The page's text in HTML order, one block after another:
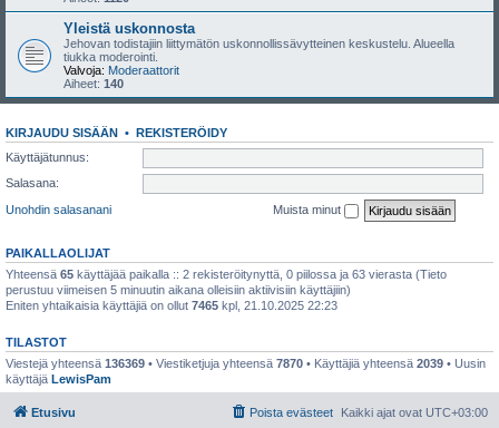
Yleistä uskonnosta
Jehovan todistajiin liittymätön uskonnollissävytteinen keskustelu. Alueella
tiukka moderointi.
Valvoja: Moderaattorit
Aiheet: 140
KIRJAUDU SISÄÄN • REKISTERÖIDY
Käyttäjätunnus:
Salasana:
Unohdin salasanani
Muista minut
PAIKALLAOLIJAT
Yhteensä 65 käyttäjää paikalla :: 2 rekisteröitynyttä, 0 piilossa ja 63 vierasta (Tieto
perustuu viimeisen 5 minuutin aikana olleisiin aktiivisiin käyttäjiin)
Eniten yhtaikaisia käyttäjiä on ollut 7465 kpl, 21.10.2025 22:23
TILASTOT
Viestejä yhteensä 136369 • Viestiketjuja yhteensä 7870 • Käyttäjiä yhteensä 2039 • Uusin
käyttäjä LewisPam
Etusivu Kaikki ajat ovat UTC+03:00
Poista evästeet